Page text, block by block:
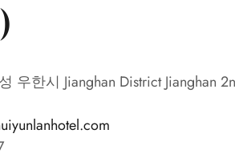
우한시 Jianghan District Jianghan